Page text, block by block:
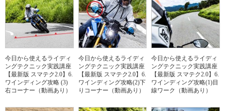
今日から使えるライディ
ングテクニック実践講座
【最新版 スマテク2.0】6.
ワインディング攻略 (3)
右コーナー（動画あり）
今日から使えるライディ
ングテクニック実践講座
【最新版 スマテク2.0】6.
ワインディング攻略(2)下
りコーナー（動画あり）
今日から使えるライディ
ングテクニック実践講座
【最新版 スマテク2.0】6.
ワインディング攻略(1)目
線ワーク（動画あり）